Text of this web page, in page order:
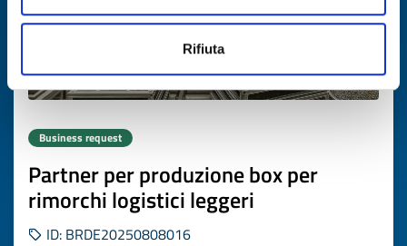
Rifiuta
Business request
Partner per produzione box per
rimorchi logistici leggeri
ID: BRDE20250808016